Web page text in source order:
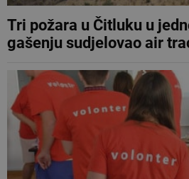
Tri požara u Čitluku u
gašenju sudjelovao air